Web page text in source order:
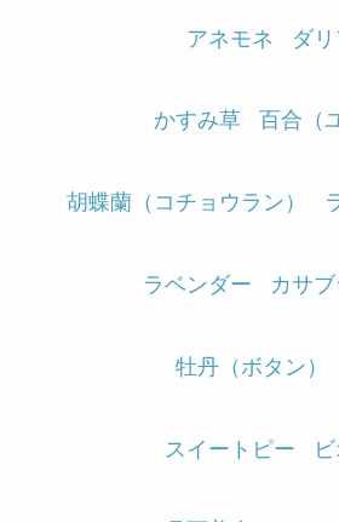
アネモネ ダ
かすみ草 百合（
胡蝶蘭（コチョウラン）
ラベンダー カサ
牡丹（ボタン）
スイートピー